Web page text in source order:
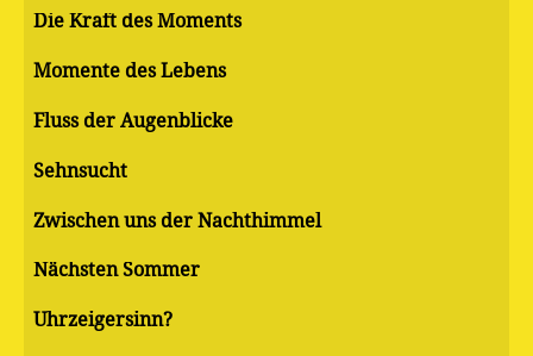
Die Kraft des Moments
Momente des Lebens
Fluss der Augenblicke
Sehnsucht
Zwischen uns der Nachthimmel
Nächsten Sommer
Uhrzeigersinn?